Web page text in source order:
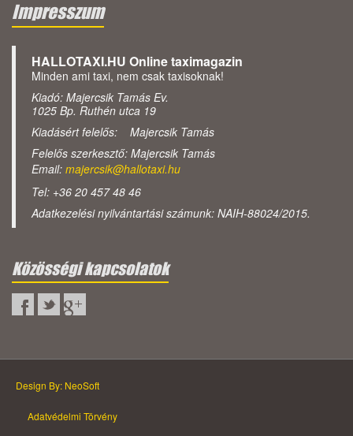
Impresszum
HALLOTAXI.HU Online taximagazin
Minden ami taxi, nem csak taxisoknak!
Kiadó: Majercsik Tamás Ev.
1025 Bp. Ruthén utca 19
Kiadásért felelős: Majercsik Tamás
Felelős szerkesztő: Majercsik Tamás
Email: majercsik@hallotaxi.hu
Tel: +36 20 457 48 46
Adatkezelési nyilvántartási számunk: NAIH-88024/2015.
Közösségi kapcsolatok
Design By: NeoSoft
Adatvédelmi Törvény